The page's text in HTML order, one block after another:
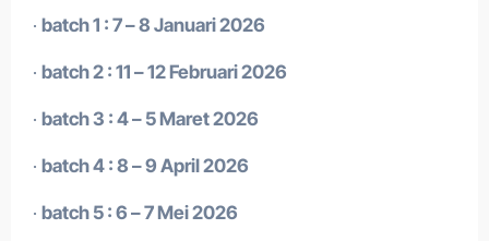
· batch 1 : 7 – 8 Januari 2026
· batch 2 : 11 – 12 Februari 2026
· batch 3 : 4 – 5 Maret 2026
· batch 4 : 8 – 9 April 2026
· batch 5 : 6 – 7 Mei 2026